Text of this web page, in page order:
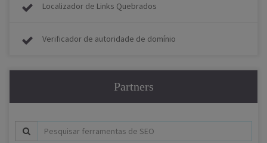
Localizador de Links Quebrados
Verificador de autoridade de domínio
Partners